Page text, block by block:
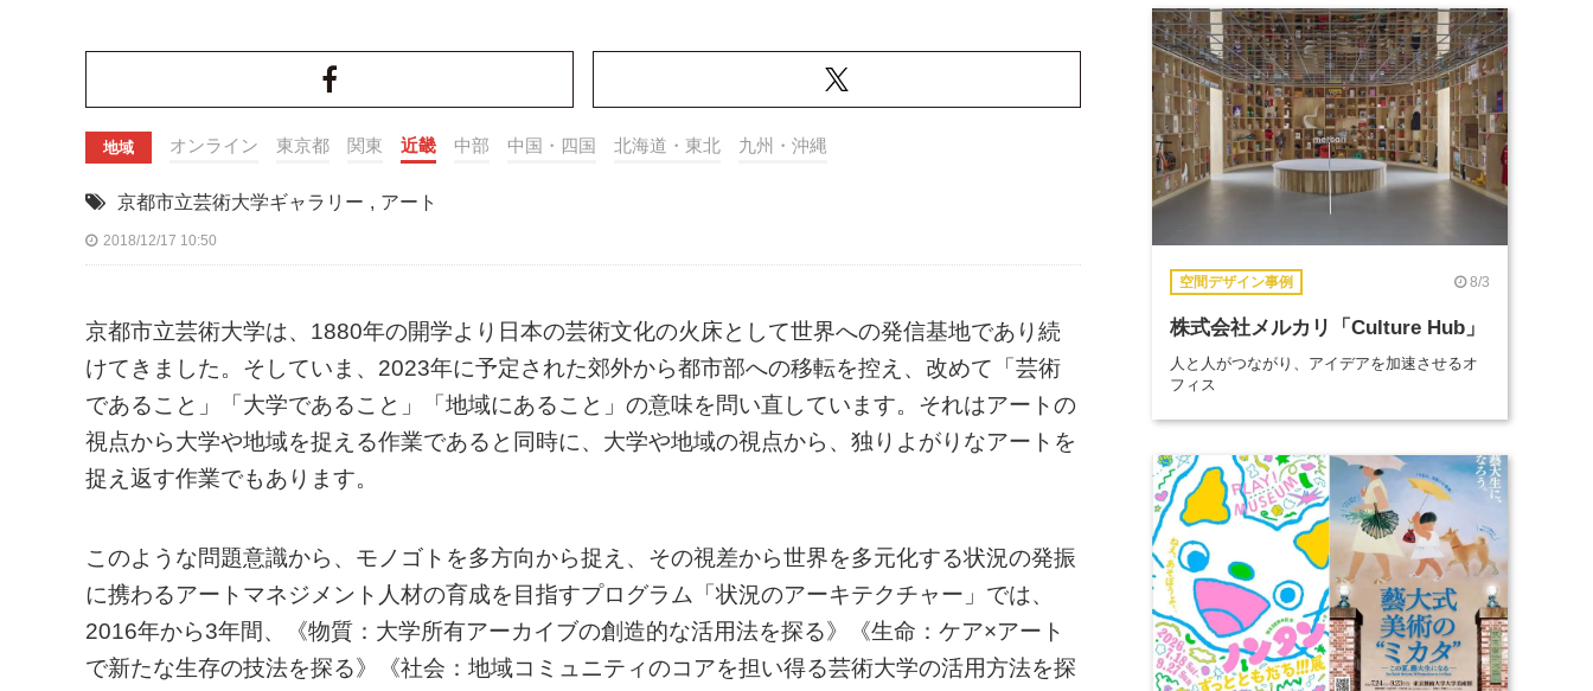
地域 オンライン 東京都 関東 近畿 中部 中国・四国 北海道・東北 九州・沖縄
京都市立芸術大学ギャラリー , アート
2018/12/17 10:50
京都市立芸術大学は、1880年の開学より日本の芸術文化の火床として世界への発信基地であり続
けてきました。そしていま、2023年に予定された郊外から都市部への移転を控え、改めて「芸術
であること」「大学であること」「地域にあること」の意味を問い直しています。それはアートの
視点から大学や地域を捉える作業であると同時に、大学や地域の視点から、独りよがりなアートを
捉え返す作業でもあります。
このような問題意識から、モノゴトを多方向から捉え、その視差から世界を多元化する状況の発振
に携わるアートマネジメント人材の育成を目指すプログラム「状況のアーキテクチャー」では、
2016年から3年間、《物質：大学所有アーカイブの創造的な活用法を探る》《生命：ケア×アート
で新たな生存の技法を探る》《社会：地域コミュニティのコアを担い得る芸術大学の活用方法を探
空間デザイン事例 8/3
株式会社メルカリ「Culture Hub」
人と人がつながり、アイデアを加速させるオ
フィス